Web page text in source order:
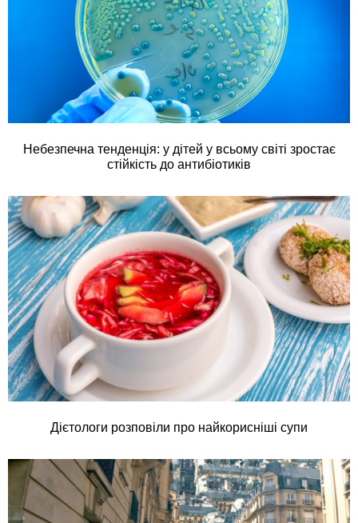
Небезпечна тенденція: у дітей у всьому світі зростає
стійкість до антибіотиків
Дієтологи розповіли про найкорисніші супи